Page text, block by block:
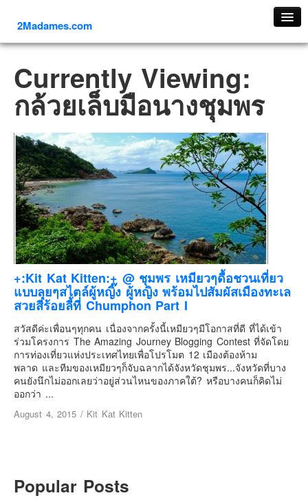
2Madames.com
ภาคเหนือ
ภาคใต้
ภาคกลาง
ภาคตะวันตก
ภาคอีสาน
ทริปต่างประเทศ
ยุโรป
รัสเซีย
อิตาลี
ตุรกี-ตุรเคีย
เยอรมัน
ฝรั่งเศส
ออสเตรีย
สาธารณรัฐเช็ก
ฮังการี
เนเธอร์แลนด์
โปรตุเกส
Currently Viewing:
กล้วยเล็บมือนางชุมพร
+:Kit Kat Kitten:+ @ ชุมพร เหมียวๆดื้อชวนเที่ยว
แบบลุยๆสไตล์ผู้หญิ๊ง ผู้หญิง พร้อมไปสัมผัสเมืองทะเล
สวยสี่ร้อยลี้ที่ Chumphon Part I
สวัสดีค่ะเพื่อนๆทุกคน เนื่องจากครั้งนี้เหมียวๆมีโอกาสที่ดี ที่ได้เข้า
ร่วมโครงการ The Amazing Journey Blogging Contest ที่จัดโดย
การท่องเที่ยวแห่งประเทศไทยเพื่อโปรโมต 12 เมืองต้องห้าม
พลาด และทีมของเหมียวๆก็จับฉลากได้จังหวัดชุมพร...จังหวัดที่บาง
คนยังนึกไม่ออกเลยว่าอยู่ส่วนไหนของภาคใต้? หรือบางคนก็คิดไม่
ออกว่า ...
August 4, 2015 / Kit Kat Kitten
Popular Posts